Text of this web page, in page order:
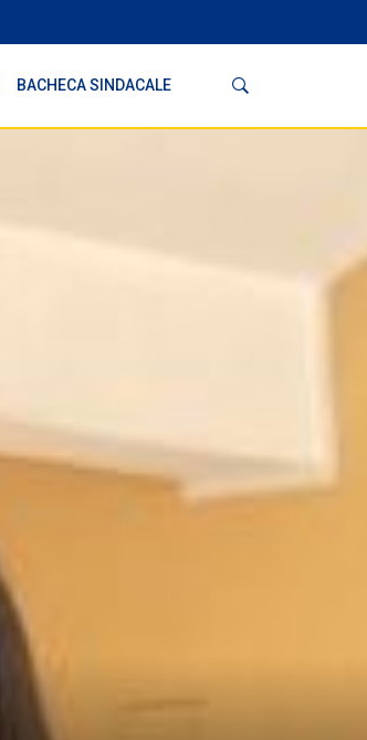
BACHECA SINDACALE